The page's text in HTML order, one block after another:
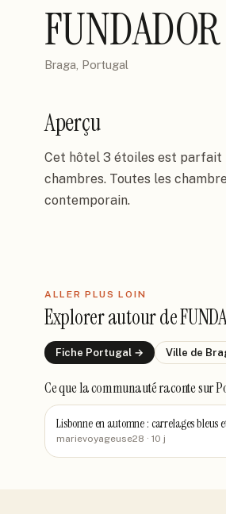
Braga, Portugal
Aperçu
Cet hôtel 3 étoiles est parfait
chambres. Toutes les
contemporain.
ALLER PLUS LOIN
Explorer autour de
Fiche Portugal → Ville de
Ce que la communauté racontesur
Lisbonne en automne : carrelages bleus
marievoyageuse28 · 10 j